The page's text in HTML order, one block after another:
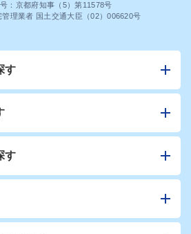
：京都府知事（5）第11578号
理業者 国土交通大臣（02）006620号
す
す